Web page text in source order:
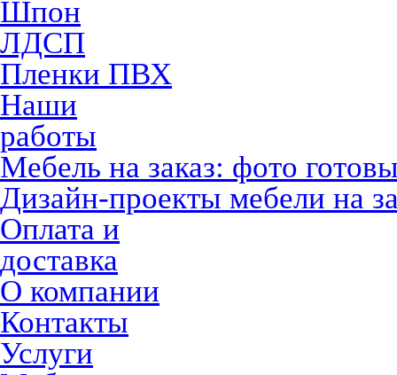
Шпон
ЛДСП
Пленки ПВХ
Наши
работы
Мебель на заказ: фото
Дизайн-проекты мебели на
Оплата и
доставка
О компании
Контакты
Услуги